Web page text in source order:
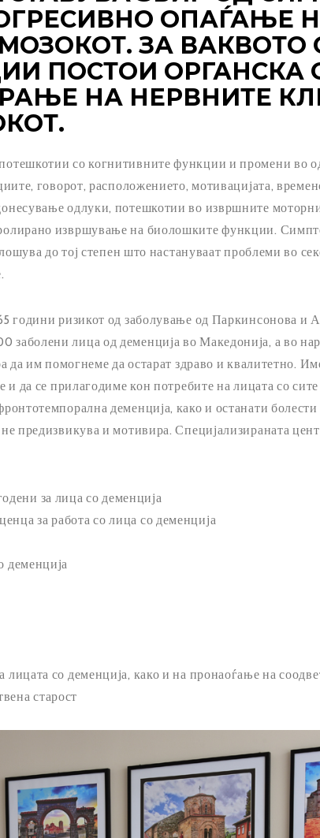
ОПАЃАЊЕ
ЗА
ПОСТОИ ОРГАНСКА
НА НЕРВНИТЕ
со когнитивните функции и промени во
говорот, расположението, мотивацијата,
одлуки, потешкотии во извршните
извршување на биолошките функции.
до тој степен што настануваат проблеми во
години ризикот од заболување од Паркинсонова и
лица од деменција во Македонија, а во
да им помогнеме да остарат здраво и квалитетно.
и да се прилагодиме кон потребите на лицата со
деменција, како и останати
предизвикува и мотивира. Специјализираната
за лица со деменција
за работа со лица со деменција
деменција
лицата со деменција, како и на пронаоѓање на
старост